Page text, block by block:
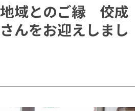
域とのご縁 佼成
んをお迎えしまし